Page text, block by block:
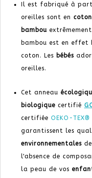
Il est fabriqué à
oreilles sont en
bambou
bambou est en effet
coton. Les bébés
oreilles.
Cet anneau
biologique certifié
certifiée OEKO-
garantissent les
environnementales
l'absence de
la peau de vos